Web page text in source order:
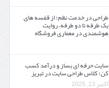
طراحی در خدمت نظم؛ از قفسه ‌های
یک‌ طرفه تا دو طرفه، روایت
هوشمندی در معماری فروشگاه
سایت حرفه ‌ای بساز و درآمد کسب
کن؛ کلاس طراحی سایت در تبریز
اکتبر 13, 2025